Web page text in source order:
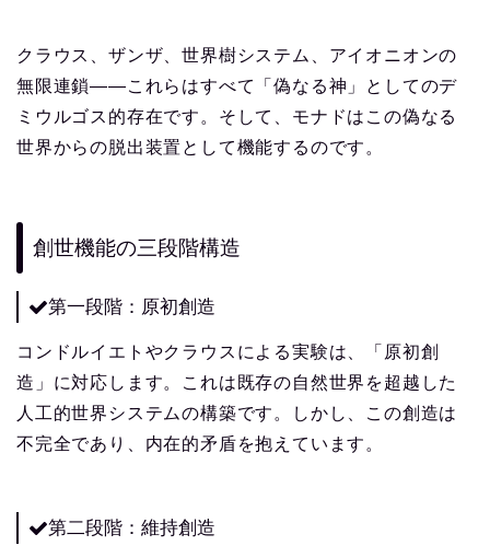
クラウス、ザンザ、世界樹システム、アイオニオンの
無限連鎖——これらはすべて「偽なる神」としてのデ
ミウルゴス的存在です。そして、モナドはこの偽なる
世界からの脱出装置として機能するのです。
創世機能の三段階構造
第一段階：原初創造
コンドルイエトやクラウスによる実験は、「原初創
造」に対応します。これは既存の自然世界を超越した
人工的世界システムの構築です。しかし、この創造は
不完全であり、内在的矛盾を抱えています。
第二段階：維持創造